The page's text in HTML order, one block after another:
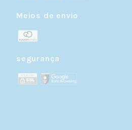
Meios de envio
segurança